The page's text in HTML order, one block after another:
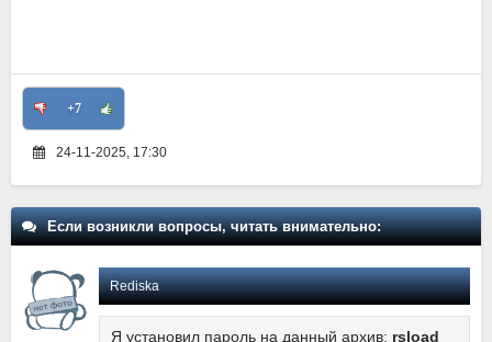
+7
24-11-2025, 17:30
Если возникли вопросы, читать внимательно:
Rediska
Я установил пароль на данный архив: rsload